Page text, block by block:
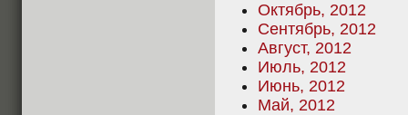
Октябрь, 2012
Сентябрь, 2012
Август, 2012
Июль, 2012
Июнь, 2012
Май, 2012